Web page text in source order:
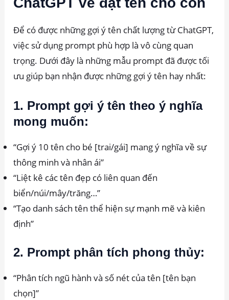
Để có được những gợi ý tên chất lượng từ ChatGPT,
việc sử dụng prompt phù hợp là vô cùng quan
trọng. Dưới đây là những mẫu prompt đã được tối
ưu giúp bạn nhận được những gợi ý tên hay nhất:
1. Prompt gợi ý tên theo ý nghĩa
mong muốn:
“Gợi ý 10 tên cho bé [trai/gái] mang ý nghĩa về sự
thông minh và nhân ái”
“Liệt kê các tên đẹp có liên quan đến
biển/núi/mây/trăng…”
“Tạo danh sách tên thể hiện sự mạnh mẽ và kiên
định”
2. Prompt phân tích phong thủy:
“Phân tích ngũ hành và số nét của tên [tên bạn
chọn]”